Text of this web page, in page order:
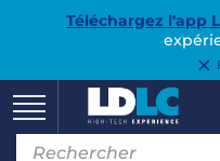
Téléchargez l'app